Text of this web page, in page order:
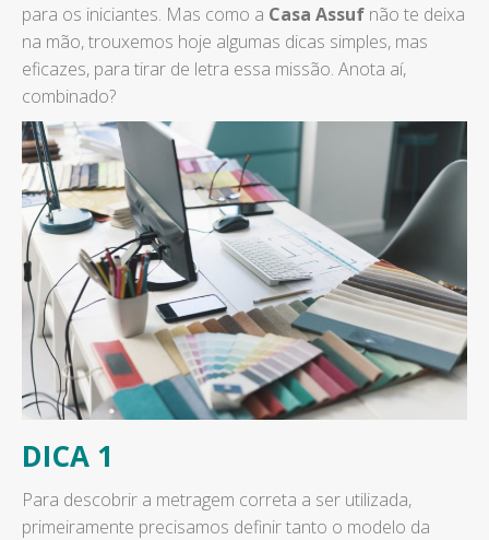
para os iniciantes. Mas como a Casa Assuf não te deixa
na mão, trouxemos hoje algumas dicas simples, mas
eficazes, para tirar de letra essa missão. Anota aí,
combinado?
DICA 1
Para descobrir a metragem correta a ser utilizada,
primeiramente precisamos definir tanto o modelo da